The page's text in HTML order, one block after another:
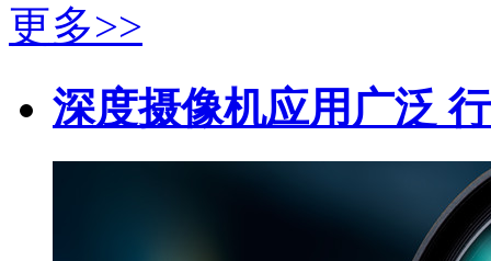
更多>>
深度摄像机应用广泛